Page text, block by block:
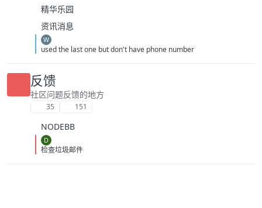
精华乐园
资讯消息
W
used the last one but don't have phone number
反馈
社区问题反馈的地方
35 151
NODEBB
D
检查垃圾邮件